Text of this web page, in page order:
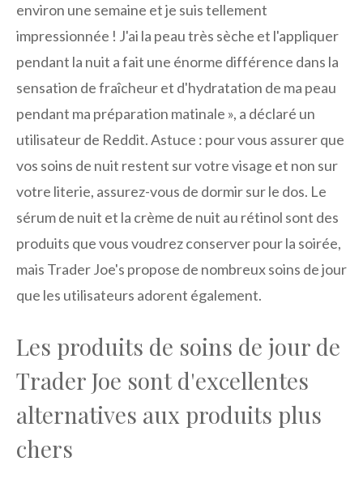
environ une semaine et je suis tellement
impressionnée ! J'ai la peau très sèche et l'appliquer
pendant la nuit a fait une énorme différence dans la
sensation de fraîcheur et d'hydratation de ma peau
pendant ma préparation matinale », a déclaré un
utilisateur de Reddit. Astuce : pour vous assurer que
vos soins de nuit restent sur votre visage et non sur
votre literie, assurez-vous de dormir sur le dos. Le
sérum de nuit et la crème de nuit au rétinol sont des
produits que vous voudrez conserver pour la soirée,
mais Trader Joe's propose de nombreux soins de jour
que les utilisateurs adorent également.
Les produits de soins de jour de
Trader Joe sont d'excellentes
alternatives aux produits plus
chers